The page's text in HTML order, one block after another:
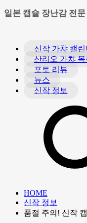
일본 캡슐 장난감 전
신작 가챠 캘린
산리오 가챠 목
포토 리뷰
뉴스
신작 정보
HOME
신작 정보
품절 주의! 신작